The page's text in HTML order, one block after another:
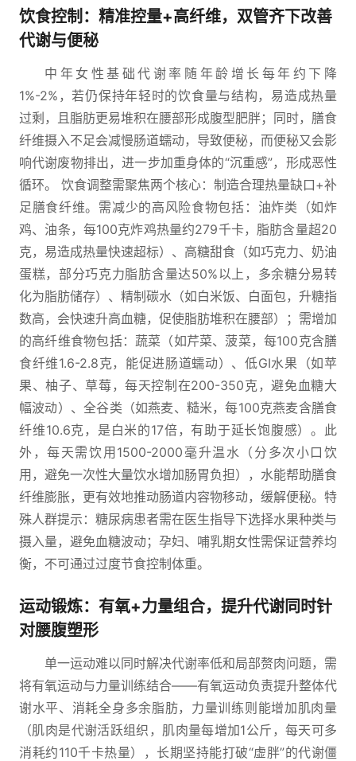
饮食控制：精准控量+高纤维，双管齐下改善
代谢与便秘
中年女性基础代谢率随年龄增长每年约下降
1%-2%，若仍保持年轻时的饮食量与结构，易造成热量
过剩，且脂肪更易堆积在腰部形成腹型肥胖；同时，膳食
纤维摄入不足会减慢肠道蠕动，导致便秘，而便秘又会影
响代谢废物排出，进一步加重身体的“沉重感”，形成恶性
循环。 饮食调整需聚焦两个核心：制造合理热量缺口+补
足膳食纤维。需减少的高风险食物包括：油炸类（如炸
鸡、油条，每100克炸鸡热量约279千卡，脂肪含量超20
克，易造成热量快速超标）、高糖甜食（如巧克力、奶油
蛋糕，部分巧克力脂肪含量达50%以上，多余糖分易转
化为脂肪储存）、精制碳水（如白米饭、白面包，升糖指
数高，会快速升高血糖，促使脂肪堆积在腰部）；需增加
的高纤维食物包括：蔬菜（如芹菜、菠菜，每100克含膳
食纤维1.6-2.8克，能促进肠道蠕动）、低GI水果（如苹
果、柚子、草莓，每天控制在200-350克，避免血糖大
幅波动）、全谷类（如燕麦、糙米，每100克燕麦含膳食
纤维10.6克，是白米的17倍，有助于延长饱腹感）。此
外，每天需饮用1500-2000毫升温水（分多次小口饮
用，避免一次性大量饮水增加肠胃负担），水能帮助膳食
纤维膨胀，更有效地推动肠道内容物移动，缓解便秘。特
殊人群提示：糖尿病患者需在医生指导下选择水果种类与
摄入量，避免血糖波动；孕妇、哺乳期女性需保证营养均
衡，不可通过过度节食控制体重。
运动锻炼：有氧+力量组合，提升代谢同时针
对腰腹塑形
单一运动难以同时解决代谢率低和局部赘肉问题，需
将有氧运动与力量训练结合——有氧运动负责提升整体代
谢水平、消耗全身多余脂肪，力量训练则能增加肌肉量
（肌肉是代谢活跃组织，肌肉量每增加1公斤，每天可多
消耗约110千卡热量），长期坚持能打破“虚胖”的代谢僵